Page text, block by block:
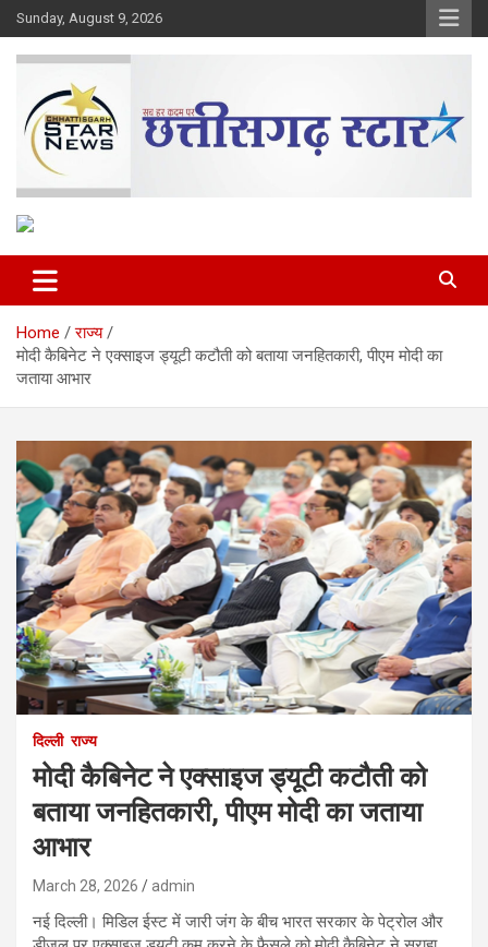
Skip
to
content
Sunday, August 9, 2026
Chhattisgarh Star
Home
राज्य
मोदी कैबिनेट ने एक्साइज ड्यूटी कटौती को बताया जनहितकारी, पीएम मोदी का
जताया आभार
दिल्ली राज्य
मोदी कैबिनेट ने एक्साइज ड्यूटी कटौती को
बताया जनहितकारी, पीएम मोदी का जताया
आभार
March 28, 2026 admin
नई दिल्ली। मिडिल ईस्ट में जारी जंग के बीच भारत सरकार के पेट्रोल और